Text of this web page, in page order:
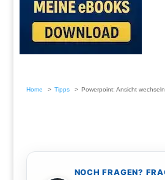
Home Tipps Powerpoint: Ansicht wechseln
NOCH FRAGEN?